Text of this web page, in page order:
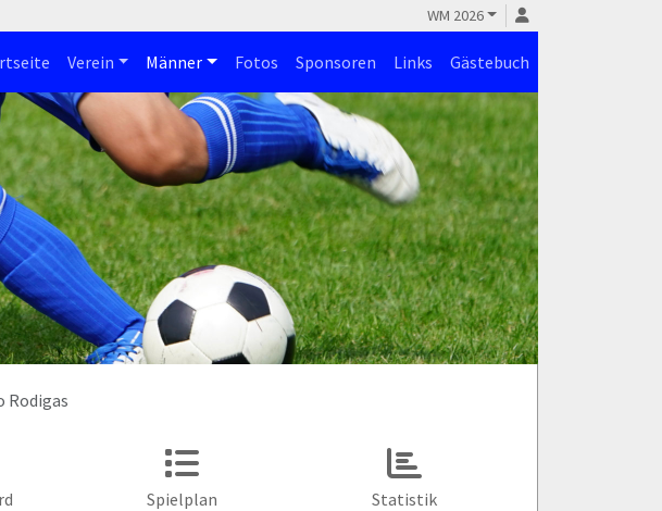
WM 2026
Verein Männer Fotos Sponsoren Links Gästebuch
Rodigas
Spielplan Statistik